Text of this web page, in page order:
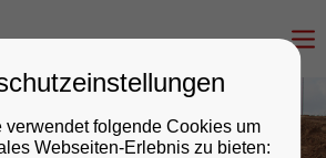
verwendet folgende Cookies um
Webseiten-Erlebnis zu bieten: